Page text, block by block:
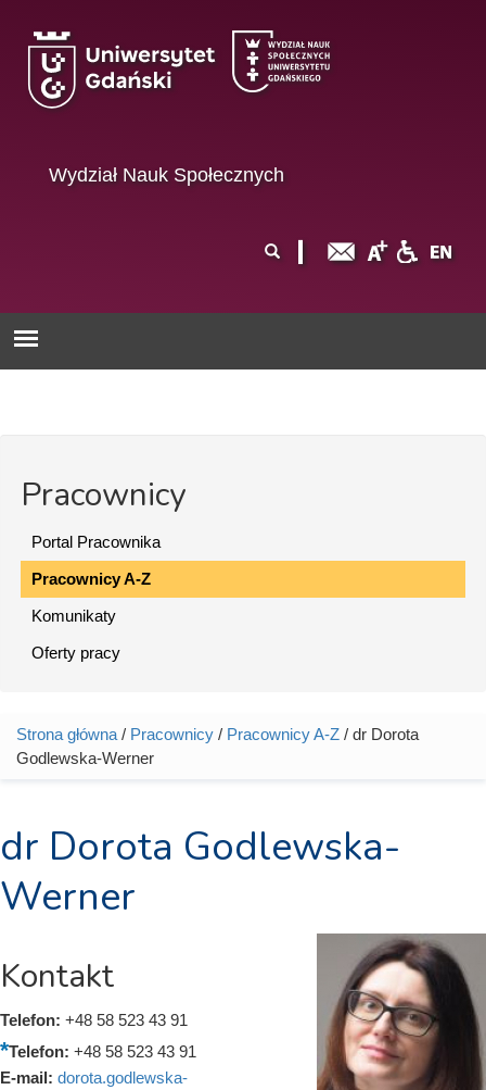
Wydział Nauk Społecznych
wyszukiwania
Pracownicy
Portal Pracownika
Pracownicy A-Z
Komunikaty
Oferty pracy
Jesteś tutaj
Strona główna / Pracownicy / Pracownicy A-Z / dr Dorota
Godlewska-Werner
dr Dorota Godlewska-
Werner
Kontakt
Telefon: +48 58 523 43 91
Telefon: +48 58 523 43 91
E-mail: dorota.godlewska-